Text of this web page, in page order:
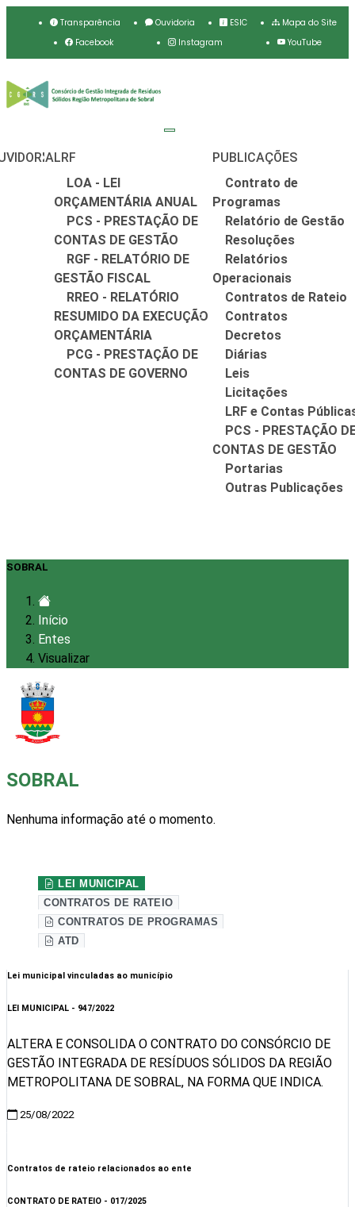
Transparência Ouvidoria ESIC
Mapa do Site
Facebook
Instagram YouTube
LRF
LOA - LEI
ORÇAMENTÁRIA ANUAL
PCS - PRESTAÇÃO DE
CONTAS DE GESTÃO
RGF - RELATÓRIO DE
GESTÃO FISCAL
RREO - RELATÓRIO
RESUMIDO DA EXECUÇÃO
ORÇAMENTÁRIA
PCG - PRESTAÇÃO DE
CONTAS DE GOVERNO
PUBLICAÇÕES
Contrato de
Programas
Relatório de Gestão
Resoluções
Relatórios
Operacionais
Contratos de Rateio
Contratos
Decretos
Diárias
Leis
Licitações
LRF e Contas
PCS - PRESTAÇÃO
CONTAS DE GESTÃO
Portarias
Outras Publicações
SOBRAL
Início
Entes
Visualizar
SOBRAL
Nenhuma informação até o momento.
LEI MUNICIPAL
CONTRATOS DE RATEIO
CONTRATOS DE PROGRAMAS
ATD
Lei municipal vinculadas ao município
LEI MUNICIPAL - 947/2022
ALTERA E CONSOLIDA O CONTRATO DO CONSÓRCIO DE
GESTÃO INTEGRADA DE RESÍDUOS SÓLIDOS DA REGIÃO
METROPOLITANA DE SOBRAL, NA FORMA QUE INDICA.
25/08/2022
Contratos de rateio relacionados ao ente
CONTRATO DE RATEIO - 017/2025